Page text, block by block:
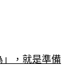
」，就是準備